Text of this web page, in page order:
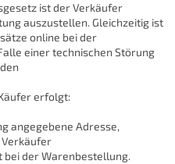
ist der Verkäufer
auszustellen. Gleichzeitig ist
online bei der
einer technischen Störung
erfolgt:
angegebene Adresse,
bei der Warenbestellung.